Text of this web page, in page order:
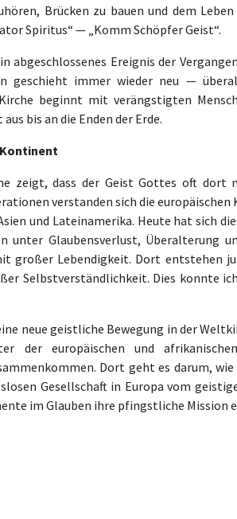
Brücken zu bauen und dem
Spiritus“ — „Komm Schöpfer Geist“.
abgeschlossenes Ereignis der
geschieht immer wieder neu —
beginnt mit verängstigten
bis an die Enden der Erde.
zeigt, dass der Geist Gottes oft dort
verstanden sich die europäischen
und Lateinamerika. Heute hat sich
unter Glaubensverlust, Überalterung
großer Lebendigkeit. Dort entstehen
Selbstverständlichkeit. Dies konnte
neue geistliche Bewegung in der
der europäischen und
Dort geht es darum,
Gesellschaft in Europa vom
im Glauben ihre pfingstliche Mission